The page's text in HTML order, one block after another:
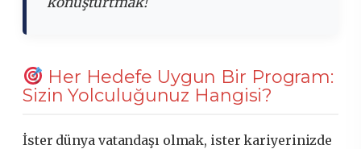
Her Hedefe Uygun Bir Program:
Sizin Yolculuğunuz Hangisi?
İster dünya vatandaşı olmak, ister kariyerinizde